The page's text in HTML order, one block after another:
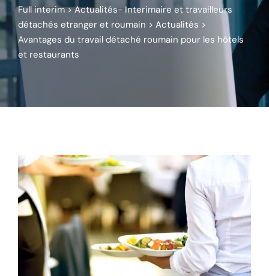
Full interim>Actualités- Interimaire et travailleurs
détachés etranger et roumain > Actualités >
Avantages du travail détaché roumain pour les hôtels
et restaurants